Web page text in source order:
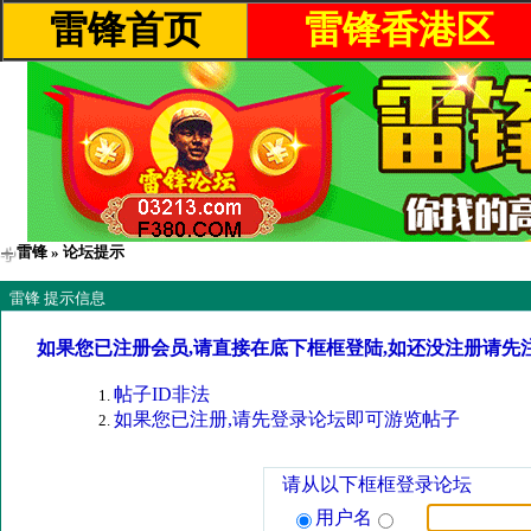
雷锋首页 雷锋香港区
雷锋 » 论坛提示
雷锋 提示信息
如果您已注册会员,请直接在底下框框登陆,如还没注册请先
帖子ID非法
如果您已注册,请先登录论坛即可游览帖子
请从以下框框登录论坛
用户名